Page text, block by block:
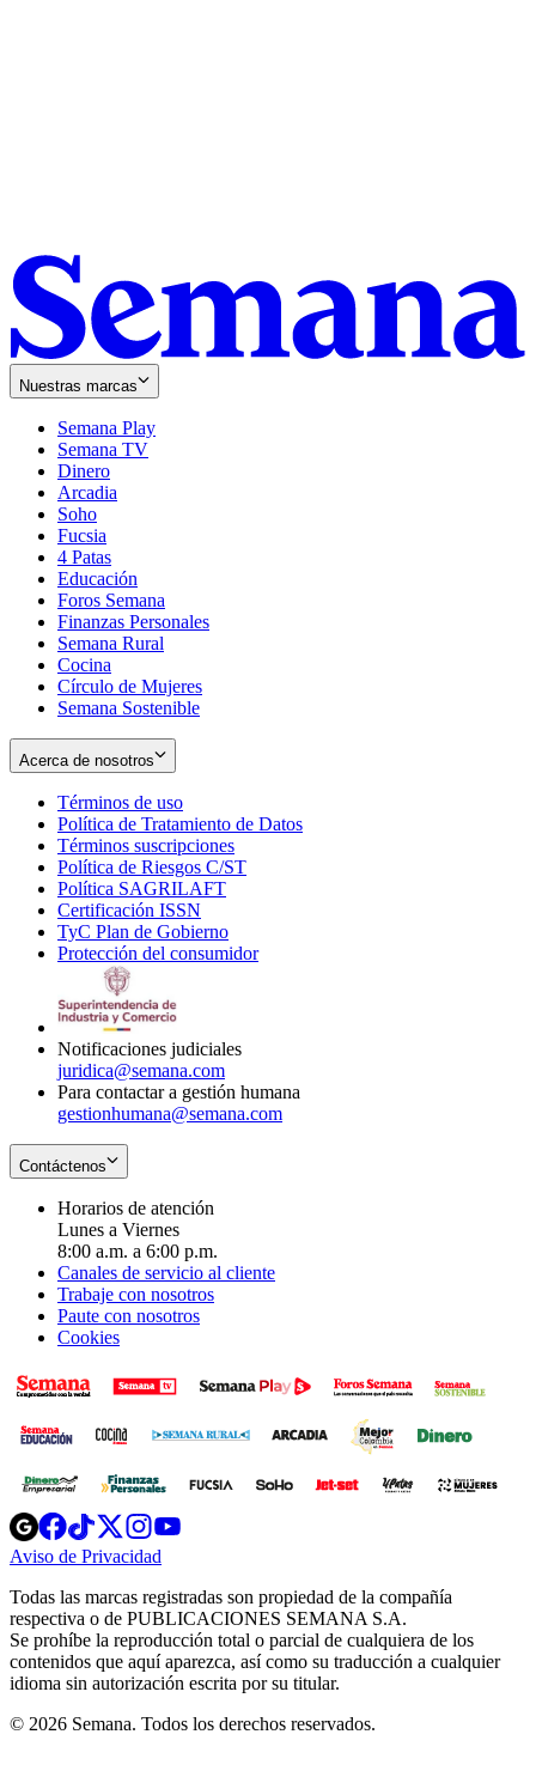
Nuestras marcas
Semana Play
Semana TV
Dinero
Arcadia
Soho
in
new
window
Fucsia
in
new
window
4 Patas
Educación
Foros Semana
Finanzas Personales
Semana Rural
Cocina
Círculo de Mujeres
Semana Sostenible
Acerca de nosotros
Términos de uso
in
new
window
Política de Tratamiento de Datos
Términos suscripciones
in
Política de Riesgos C/ST
Política SAGRILAFT
new
window
Certificación ISSN
in
new
TyC Plan de Gobierno
in
Protección del consumidorOpens
Notificaciones judiciales
juridica@semana.com
Para contactar a gestión humana
gestionhumana@semana.com
Contáctenos
Horarios de atención
Lunes a Viernes
8:00 a.m. a 6:00 p.m.
Canales de servicio al cliente
Trabaje con nosotros
Paute con nosotros
Cookies
Opens
in
new
Opens
in
new
Opens
in
new
window
Opens
new
windowwindow
Aviso de Privacidad
new
window
Todas las marcas registradas son propiedad de la compañía
respectiva o de PUBLICACIONES SEMANA S.A.
Se prohíbe la reproducción total o parcial de cualquiera de los
contenidos que aquí aparezca, así como su traducción a cualquier
idioma sin autorización escrita por su titular.
© 2026 Semana. Todos los derechos reservados.